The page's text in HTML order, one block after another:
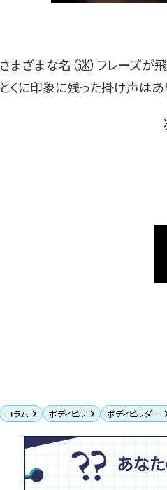
さまざまな名（迷）フレーズが
とくに印象に残った掛け声はあ
コラム ボディビル ボディビルダー